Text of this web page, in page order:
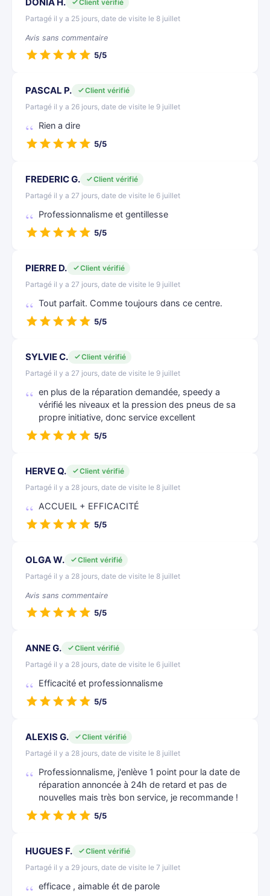
Client vérifié
Partagé il y a 25 jours, date de visite le 8 juillet
Avis sans commentaire
5/5
PASCAL P.
Client vérifié
Partagé il y a 26 jours, date de visite le 9 juillet
Rien a dire
5/5
FREDERIC G.
Client vérifié
Partagé il y a 27 jours, date de visite le 6 juillet
Professionnalisme et gentillesse
5/5
PIERRE D.
Client vérifié
Partagé il y a 27 jours, date de visite le 9 juillet
Tout parfait. Comme toujours dans ce centre.
5/5
SYLVIE C.
Client vérifié
Partagé il y a 27 jours, date de visite le 9 juillet
en plus de la réparation demandée, speedy a
vérifié les niveaux et la pression des pneus de sa
propre initiative, donc service excellent
5/5
HERVE Q.
Client vérifié
Partagé il y a 28 jours, date de visite le 8 juillet
ACCUEIL + EFFICACITÉ
5/5
OLGA W.
Client vérifié
Partagé il y a 28 jours, date de visite le 8 juillet
Avis sans commentaire
5/5
ANNE G.
Client vérifié
Partagé il y a 28 jours, date de visite le 6 juillet
Efficacité et professionnalisme
5/5
ALEXIS G.
Client vérifié
Partagé il y a 28 jours, date de visite le 8 juillet
Professionnalisme, j'enlève 1 point pour la date de
réparation annoncée à 24h de retard et pas de
nouvelles mais très bon service, je recommande !
5/5
HUGUES F.
Client vérifié
Partagé il y a 29 jours, date de visite le 7 juillet
efficace , aimable ét de parole